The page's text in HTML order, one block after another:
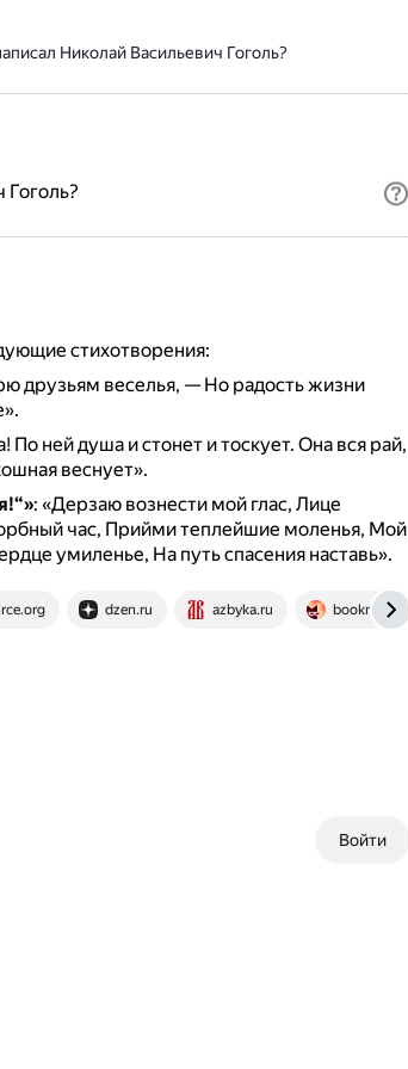
Николай Васильевич Гоголь?
Гоголь?
стихотворения:
друзьям веселья, — Но радость жизни
ней душа и стонет и тоскует. Она вся рай,
веснует».
: «Дерзаю вознести мой глас, Лице
час, Прийми теплейшие моленья, Мой
умиленье, На путь спасения наставь».
dzen.ru azbyka.ru bookmate.ru
Войти